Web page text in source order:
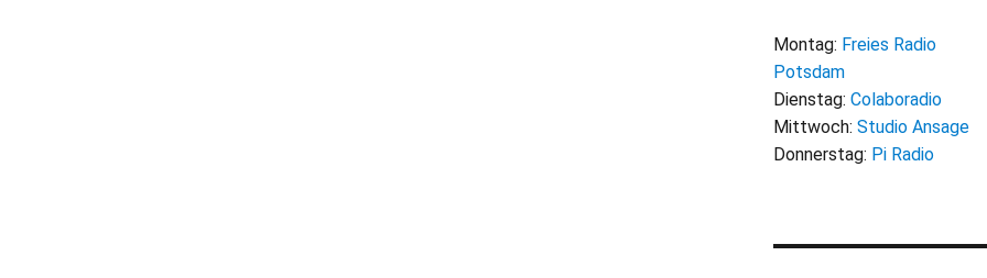
Montag: Freies Radio
Potsdam
Dienstag: Colaboradio
Mittwoch: Studio Ansage
Donnerstag: Pi Radio